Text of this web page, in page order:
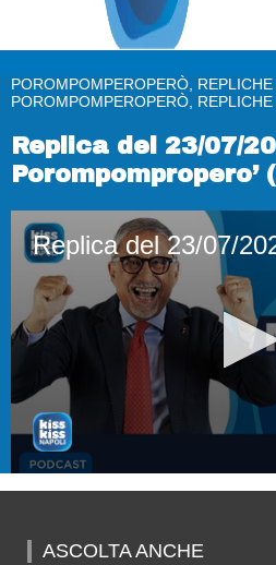
POROMPOMPEROPERÒ, REPLICHE
POROMPOMPEROPERÒ, REPLICHE
Replica del 23/07/
Porompompropero’
minutes,
ASCOLTA ANCHE